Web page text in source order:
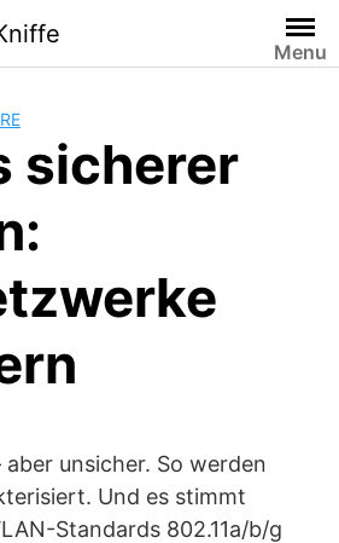
Menu
sicherer
aber unsicher. So werden
Und es stimmt
Standards 802.11a/b/g